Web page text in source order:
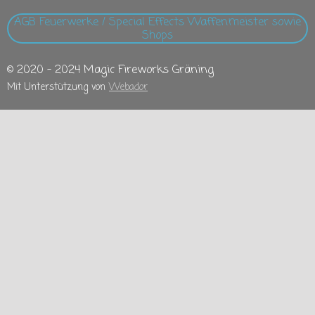
AGB Feuerwerke / Special Effects Waffenmeister sowie
Shops
© 2020 - 2024 Magic Fireworks Gräning
Mit Unterstützung vonWebador